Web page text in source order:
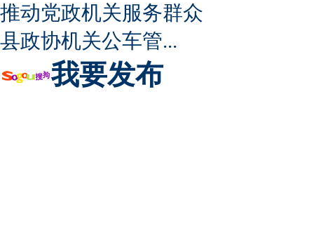
推动党政机关服务群众
县政协机关公车管...
我要发布